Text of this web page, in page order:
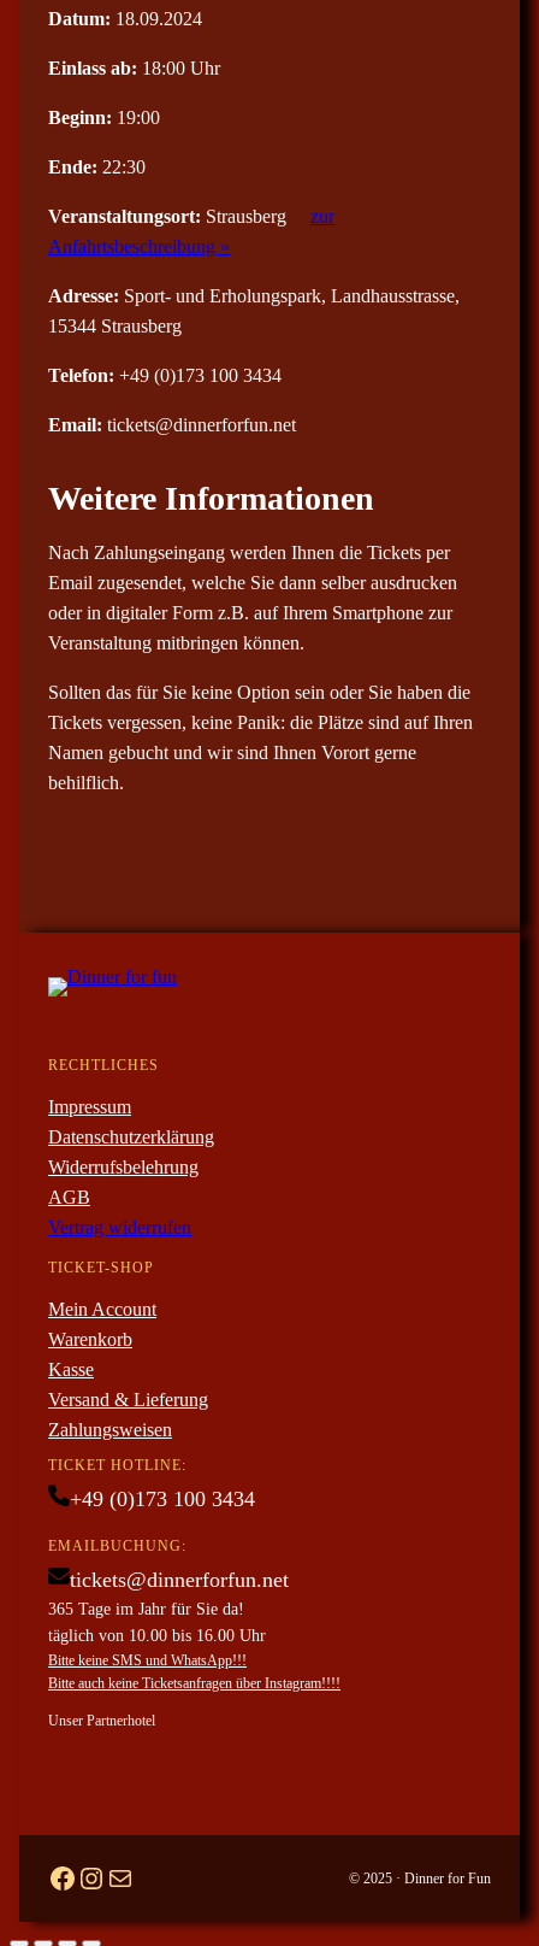
Datum: 18.09.2024
Einlass ab: 18:00 Uhr
Beginn: 19:00
Ende: 22:30
Veranstaltungsort: Strausberg zur
Anfahrtsbeschreibung »
Adresse: Sport- und Erholungspark, Landhausstrasse,
15344 Strausberg
Telefon: +49 (0)173 100 3434
Email: tickets@dinnerforfun.net
Weitere Informationen
Nach Zahlungseingang werden Ihnen die Tickets per
Email zugesendet, welche Sie dann selber ausdrucken
oder in digitaler Form z.B. auf Ihrem Smartphone zur
Veranstaltung mitbringen können.
Sollten das für Sie keine Option sein oder Sie haben die
Tickets vergessen, keine Panik: die Plätze sind auf Ihren
Namen gebucht und wir sind Ihnen Vorort gerne
behilflich.
RECHTLICHES
Impressum
Datenschutzerklärung
Widerrufsbelehrung
AGB
Vertrag widerrufen
TICKET-SHOP
Mein Account
Warenkorb
Kasse
Versand & Lieferung
Zahlungsweisen
TICKET HOTLINE:
+49 (0)173 100 3434
EMAILBUCHUNG:
tickets@dinnerforfun.net
365 Tage im Jahr für Sie da!
täglich von 10.00 bis 16.00 Uhr
Bitte keine SMS und WhatsApp!!!
Bitte auch keine Ticketsanfragen über Instagram!!!!
Unser Partnerhotel
Facebook
# ticketanfragen per mail © 2025 · Dinner for Fun